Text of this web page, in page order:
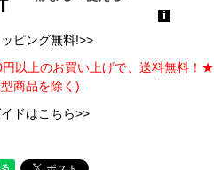
ピング無料!>>
以上のお買い上げで、送料無料！★
型商品を除く)
ドはこちら>>